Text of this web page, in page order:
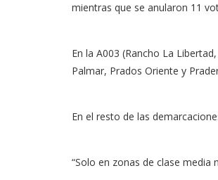
mientras que se anularon 11
En la A003 (Rancho La
Palmar, Prados Oriente y
En el resto de las
“Solo en zonas de clase